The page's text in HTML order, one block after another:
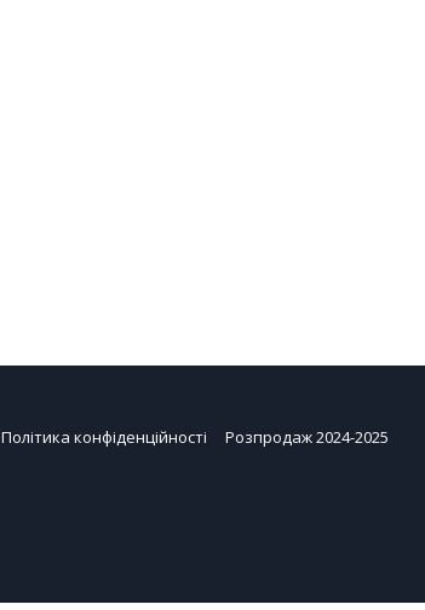
Політика конфіденційності Розпродаж 2024-2025